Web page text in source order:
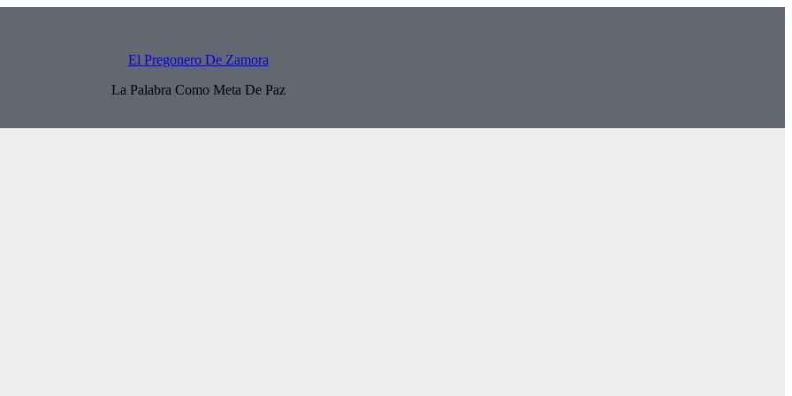
El Pregonero De Zamora
La Palabra Como Meta De Paz